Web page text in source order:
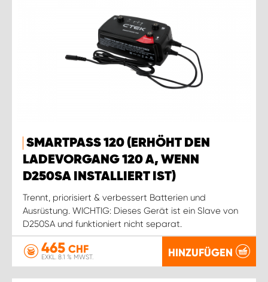
SMARTPASS 120 (ERHÖHT DEN
LADEVORGANG 120 A, WENN
D250SA INSTALLIERT IST)
Trennt, priorisiert & verbessert Batterien und
Ausrüstung. WICHTIG: Dieses Gerät ist ein Slave von
D250SA und funktioniert nicht separat.
465 CHF
EXKL. 8.1 % MWST. HINZUFÜGEN